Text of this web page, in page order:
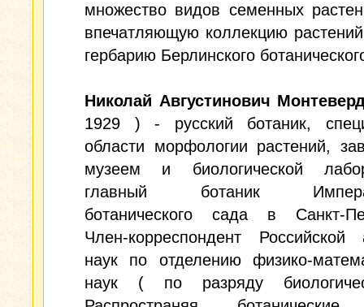
множество видов семенных
впечатляющую коллекцию
гербарию Берлинского
Николай Августинович
1929 ) - русский ботаник,
области морфологии растений,
музеем и биологической
главный ботаник
ботанического сада в Санкт-
Член-корреспондент Российской
наук по отделению физико-
наук ( по разряду